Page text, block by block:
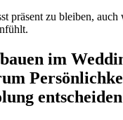
präsent zu bleiben, auch
im